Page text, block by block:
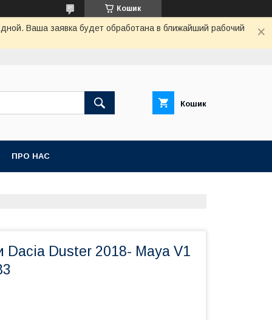
Кошик
Ваша заявка будет обработана в ближайший рабочий
Кошик
ПРО НАС
Dacia Duster 2018- Maya V1